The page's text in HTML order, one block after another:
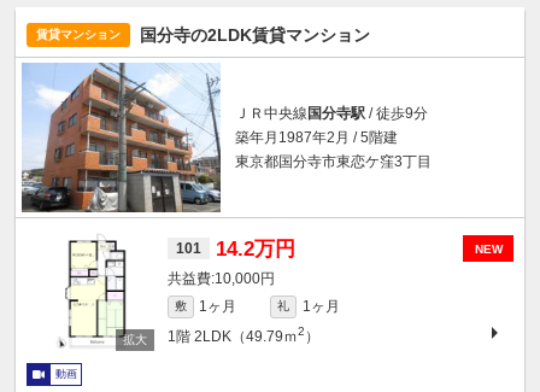
賃貸マンション 国分寺の2LDK賃貸マンション
ＪＲ中央線 国分寺駅 / 徒歩9分
築年月1987年2月 / 5階建
東京都国分寺市東恋ケ窪3丁目
NEW
101 14.2万円
10,000円
敷 1ヶ月 礼
1ヶ月
1階 2LDK（49.79ｍ2 ）
動画